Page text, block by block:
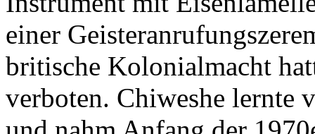
einer
britische Kolonialmacht
verboten. Chiweshe lernte